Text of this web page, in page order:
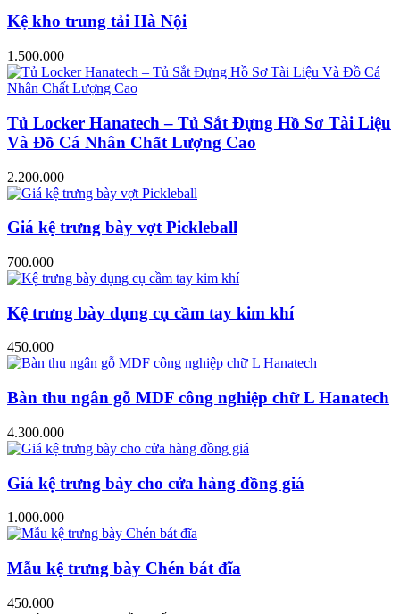
Kệ kho trung tải Hà Nội
1.500.000
Tủ Locker Hanatech – Tủ Sắt Đựng Hồ Sơ Tài Liệu
Và Đồ Cá Nhân Chất Lượng Cao
2.200.000
Giá kệ trưng bày vợt Pickleball
700.000
Kệ trưng bày dụng cụ cầm tay kim khí
450.000
Bàn thu ngân gỗ MDF công nghiệp chữ L Hanatech
4.300.000
Giá kệ trưng bày cho cửa hàng đồng giá
1.000.000
Mẫu kệ trưng bày Chén bát đĩa
450.000